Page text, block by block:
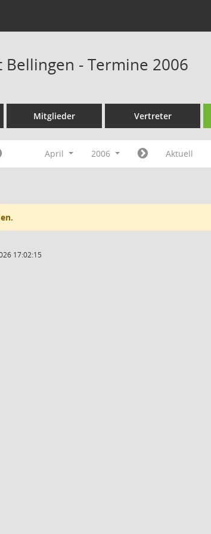
Bellingen - Termine 2006
Mitglieder Vertreter
April 2006 Aktuell
17:02:15